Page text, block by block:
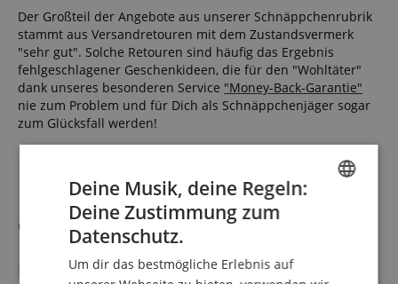
Der Großteil der Angebote aus unserer Schnäppchenrubrik
stammt aus Versandretouren mit dem Zustandsvermerk
"sehr gut". Solche Retouren sind häufig das Ergebnis
fehlgeschlagener Geschenkideen, die für den "Wohltäter"
dank unseres besonderen Service "Money-Back-Garantie"
nie zum Problem und für Dich als Schnäppchenjäger sogar
zum Glücksfall werden!
Online-Ratgeber
Alle Ratgeber
Deine Musik, deine Regeln:
Deine Zustimmung zum
Datenschutz.
Um dir das bestmögliche Erlebnis auf